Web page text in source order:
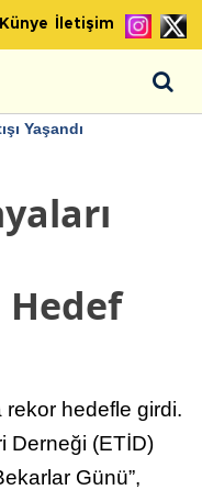
Künye İletişim
Yaşandı
Hedef
rekor hedefle girdi.
Derneği (ETİD)
Günü”,